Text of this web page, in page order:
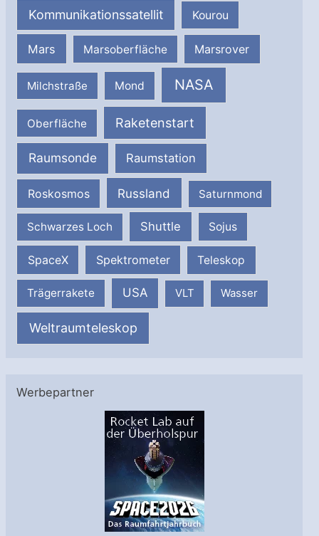
Kommunikationssatellit Kourou
Mars Marsoberfläche Marsrover
Milchstraße Mond NASA
Oberfläche Raketenstart
Raumsonde Raumstation
Roskosmos Russland Saturnmond
Schwarzes Loch Shuttle Sojus
SpaceX Spektrometer Teleskop
Trägerrakete USA VLT Wasser
Weltraumteleskop
Werbepartner